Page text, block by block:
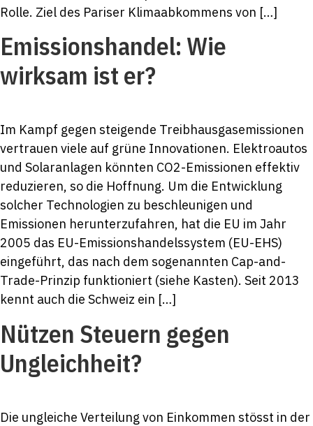
Rolle. Ziel des Pariser Klimaabkommens von […]
Emissionshandel: Wie
wirksam ist er?
Im Kampf gegen steigende Treibhausgasemissionen
vertrauen viele auf grüne Innovationen. Elektroautos
und Solaranlagen könnten CO2-Emissionen effektiv
reduzieren, so die Hoffnung. Um die Entwicklung
solcher Technologien zu beschleunigen und
Emissionen herunterzufahren, hat die EU im Jahr
2005 das EU-Emissionshandelssystem (EU-EHS)
eingeführt, das nach dem sogenannten Cap-and-
Trade-Prinzip funktioniert (siehe Kasten). Seit 2013
kennt auch die Schweiz ein […]
Nützen Steuern gegen
Ungleichheit?
Die ungleiche Verteilung von Einkommen stösst in der